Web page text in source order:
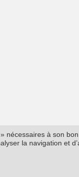
nécessaires à son
la navigation et